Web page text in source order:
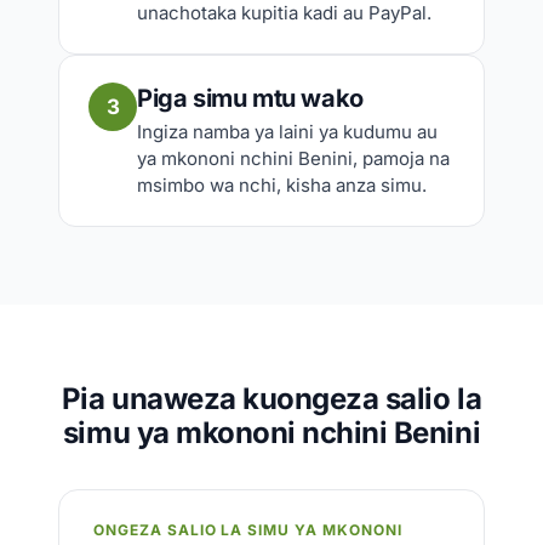
unachotaka kupitia kadi au PayPal.
3 Piga simu mtu wako
Ingiza namba ya laini ya kudumu au
ya mkononi nchini Benini, pamoja na
msimbo wa nchi, kisha anza simu.
Pia unaweza kuongeza salio la
simu ya mkononi nchini Benini
ONGEZA SALIO LA SIMU YA MKONONI